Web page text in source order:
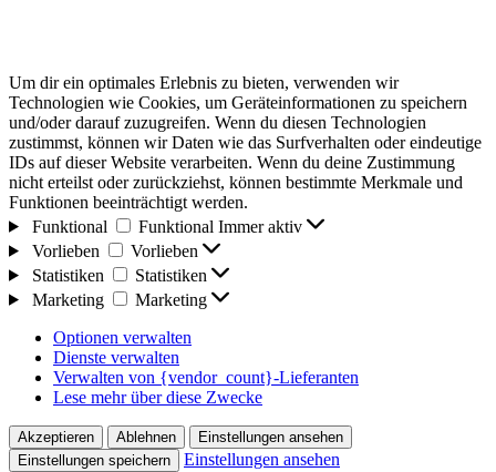
Um dir ein optimales Erlebnis zu bieten, verwenden wir
Technologien wie Cookies, um Geräteinformationen zu speichern
und/oder darauf zuzugreifen. Wenn du diesen Technologien
zustimmst, können wir Daten wie das Surfverhalten oder eindeutige
IDs auf dieser Website verarbeiten. Wenn du deine Zustimmung
nicht erteilst oder zurückziehst, können bestimmte Merkmale und
Funktionen beeinträchtigt werden.
Funktional
Funktional Immer aktiv
Vorlieben
Vorlieben
Statistiken
Statistiken
Marketing
Marketing
Optionen verwalten
Dienste verwalten
Verwalten von {vendor_count}-Lieferanten
Lese mehr über diese Zwecke
Akzeptieren Ablehnen
Einstellungen ansehen
Einstellungen speichern
Einstellungen ansehen